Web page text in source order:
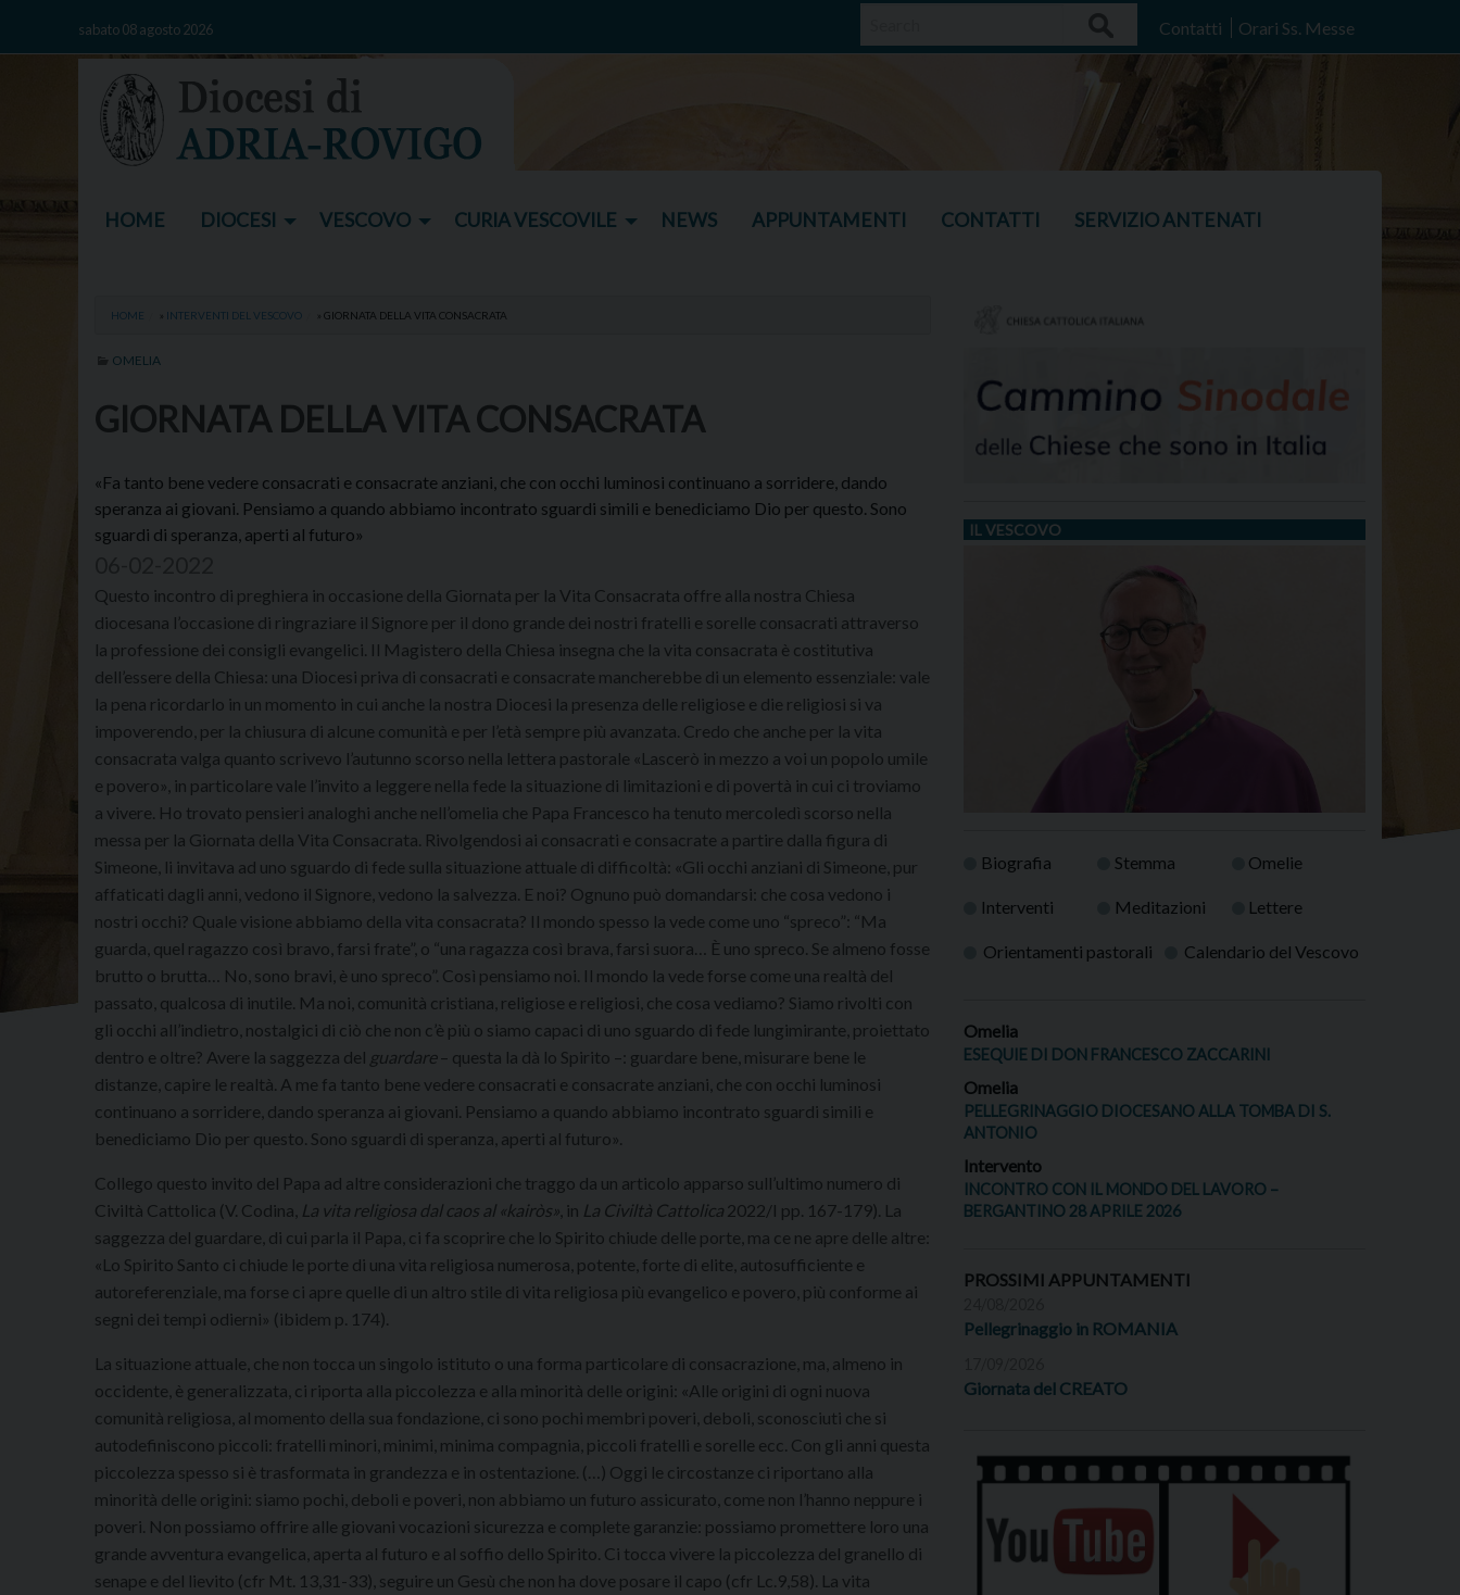
sabato 08 agosto 2026 Contatti Orari Ss. Messe
HOME DIOCESI VESCOVO CURIA VESCOVILE NEWS APPUNTAMENTI CONTATTI SERVIZIO ANTENATI
HOME » INTERVENTI DEL VESCOVO » GIORNATA DELLA VITA CONSACRATA
OMELIA
GIORNATA DELLA VITA CONSACRATA
«Fa tanto bene vedere consacrati e consacrate anziani, che con occhi luminosi continuano a sorridere, dando
speranza ai giovani. Pensiamo a quando abbiamo incontrato sguardi simili e benediciamo Dio per questo. Sono
sguardi di speranza, aperti al futuro»
Questo incontro di preghiera in occasione della Giornata per la Vita Consacrata offre alla nostra Chiesa
diocesana l’occasione di ringraziare il Signore per il dono grande dei nostri fratelli e sorelle consacrati attraverso
la professione dei consigli evangelici. Il Magistero della Chiesa insegna che la vita consacrata è costitutiva
dell’essere della Chiesa: una Diocesi priva di consacrati e consacrate mancherebbe di un elemento essenziale: vale
la pena ricordarlo in un momento in cui anche la nostra Diocesi la presenza delle religiose e die religiosi si va
impoverendo, per la chiusura di alcune comunità e per l’età sempre più avanzata. Credo che anche per la vita
consacrata valga quanto scrivevo l’autunno scorso nella lettera pastorale «Lascerò in mezzo a voi un popolo umile
e povero», in particolare vale l’invito a leggere nella fede la situazione di limitazioni e di povertà in cui ci troviamo
a vivere. Ho trovato pensieri analoghi anche nell’omelia che Papa Francesco ha tenuto mercoledì scorso nella
messa per la Giornata della Vita Consacrata. Rivolgendosi ai consacrati e consacrate a partire dalla figura di
Simeone, li invitava ad uno sguardo di fede sulla situazione attuale di difficoltà: «Gli occhi anziani di Simeone, pur
affaticati dagli anni, vedono il Signore, vedono la salvezza. E noi? Ognuno può domandarsi: che cosa vedono i
nostri occhi? Quale visione abbiamo della vita consacrata? Il mondo spesso la vede come uno “spreco”: “Ma
guarda, quel ragazzo così bravo, farsi frate”, o “una ragazza così brava, farsi suora… È uno spreco. Se almeno fosse
brutto o brutta… No, sono bravi, è uno spreco”. Così pensiamo noi. Il mondo la vede forse come una realtà del
passato, qualcosa di inutile. Ma noi, comunità cristiana, religiose e religiosi, che cosa vediamo? Siamo rivolti con
gli occhi all’indietro, nostalgici di ciò che non c’è più o siamo capaci di uno sguardo di fede lungimirante, proiettato
dentro e oltre? Avere la saggezza del guardare– questa la dà lo Spirito –: guardare bene, misurare bene le
distanze, capire le realtà. A me fa tanto bene vedere consacrati e consacrate anziani, che con occhi luminosi
continuano a sorridere, dando speranza ai giovani. Pensiamo a quando abbiamo incontrato sguardi simili e
benediciamo Dio per questo. Sono sguardi di speranza, aperti al futuro».
Collego questo invito del Papa ad altre considerazioni che traggo da un articolo apparso sull’ultimo numero di
Civiltà Cattolica (V. Codina, La vita religiosa dal caos al «kairòs» , in La Civiltà Cattolica 2022/I pp. 167-179). La
saggezza del guardare, di cui parla il Papa, ci fa scoprire che lo Spirito chiude delle porte, ma ce ne apre delle altre:
«Lo Spirito Santo ci chiude le porte di una vita religiosa numerosa, potente, forte di elite, autosufficiente e
autoreferenziale, ma forse ci apre quelle di un altro stile di vita religiosa più evangelico e povero, più conforme ai
segni dei tempi odierni» (ibidem p. 174).
La situazione attuale, che non tocca un singolo istituto o una forma particolare di consacrazione, ma, almeno in
occidente, è generalizzata, ci riporta alla piccolezza e alla minorità delle origini: «Alle origini di ogni nuova
comunità religiosa, al momento della sua fondazione, ci sono pochi membri poveri, deboli, sconosciuti che si
autodefiniscono piccoli: fratelli minori, minimi, minima compagnia, piccoli fratelli e sorelle ecc. Con gli anni questa
piccolezza spesso si è trasformata in grandezza e in ostentazione. (…) Oggi le circostanze ci riportano alla
minorità delle origini: siamo pochi, deboli e poveri, non abbiamo un futuro assicurato, come non l’hanno neppure i
poveri. Non possiamo offrire alle giovani vocazioni sicurezza e complete garanzie: possiamo promettere loro una
grande avventura evangelica, aperta al futuro e al soffio dello Spirito. Ci tocca vivere la piccolezza del granello di
senape e del lievito (cfr Mt. 13,31-33), seguire un Gesù che non ha dove posare il capo (cfr Lc.9,58). La vita
IL VESCOVO
Biografia Stemma Omelie
Interventi Meditazioni Lettere
Orientamenti pastorali Calendario del Vescovo
Omelia
ESEQUIE DI DON FRANCESCO ZACCARINI
Omelia
PELLEGRINAGGIO DIOCESANO ALLA TOMBA DI S.
ANTONIO
Intervento
INCONTRO CON IL MONDO DEL LAVORO –
BERGANTINO 28 APRILE 2026
PROSSIMI APPUNTAMENTI
Pellegrinaggio in ROMANIA
Giornata del CREATO